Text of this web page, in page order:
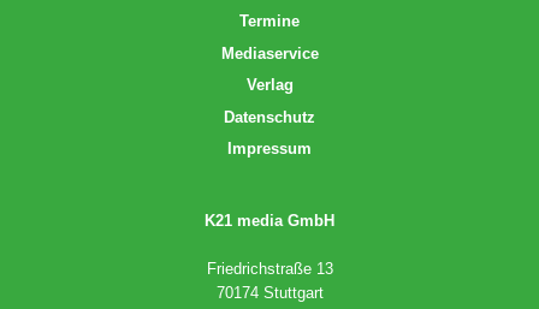
Termine
Mediaservice
Verlag
Datenschutz
Impressum
K21 media GmbH
Friedrichstraße 13
70174 Stuttgart